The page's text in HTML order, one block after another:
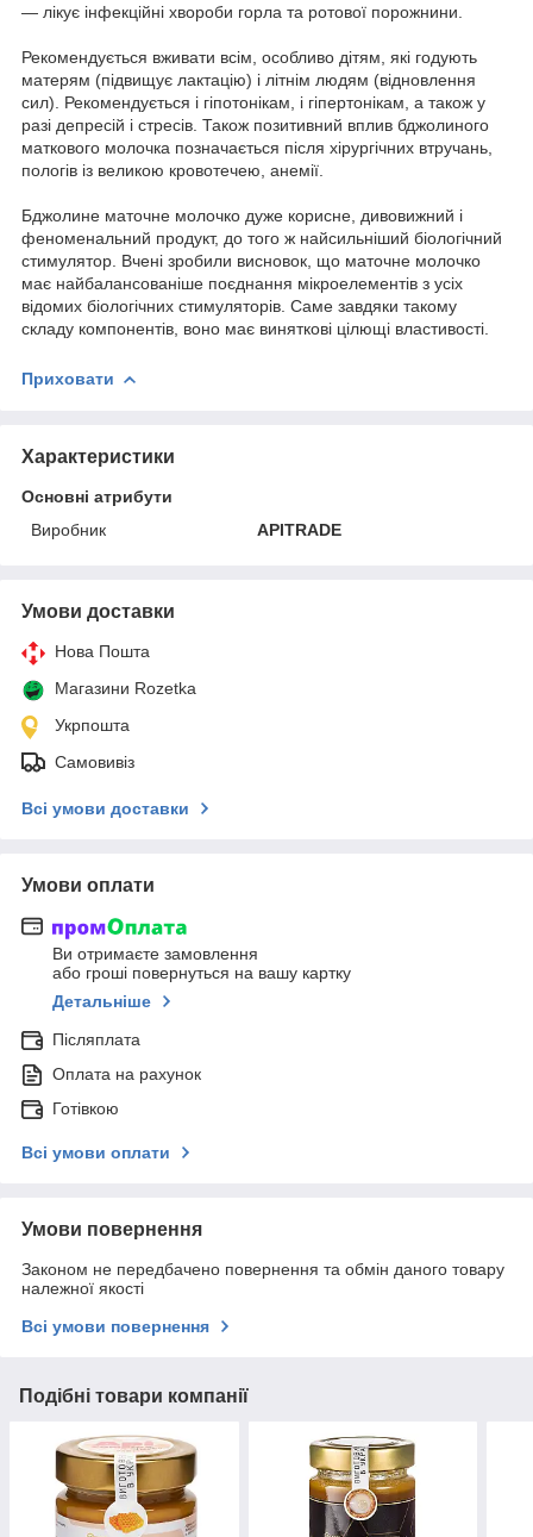
— лікує інфекційні хвороби горла та ротової порожнини.
Рекомендується вживати всім, особливо дітям, які годують
матерям (підвищує лактацію) і літнім людям (відновлення
сил). Рекомендується і гіпотонікам, і гіпертонікам, а також у
разі депресій і стресів. Також позитивний вплив бджолиного
маткового молочка позначається після хірургічних втручань,
пологів із великою кровотечею, анемії.
Бджолине маточне молочко дуже корисне, дивовижний і
феноменальний продукт, до того ж найсильніший біологічний
стимулятор. Вчені зробили висновок, що маточне молочко
має найбалансованіше поєднання мікроелементів з усіх
відомих біологічних стимуляторів. Саме завдяки такому
складу компонентів, воно має виняткові цілющі властивості.
Приховати
Характеристики
Основні атрибути
Виробник
APITRADE
Умови доставки
Нова Пошта
Магазини Rozetka
Укрпошта
Самовивіз
Всі умови доставки
Умови оплати
Ви отримаєте замовлення
або гроші повернуться на вашу картку
Детальніше
Післяплата
Оплата на рахунок
Готівкою
Всі умови оплати
Умови повернення
Законом не передбачено повернення та обмін даного товару
належної якості
Всі умови повернення
Подібні товари компанії